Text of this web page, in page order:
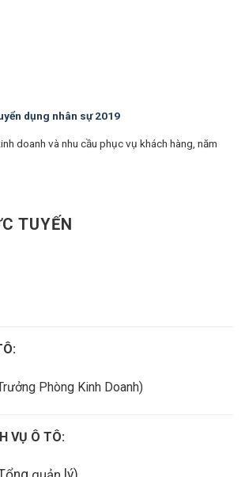
dụng nhân sự 2019
doanh và nhu cầu phục vụ khách hàng, năm
TUYẾN
Phòng Kinh Doanh)
VỤ Ô TÔ: